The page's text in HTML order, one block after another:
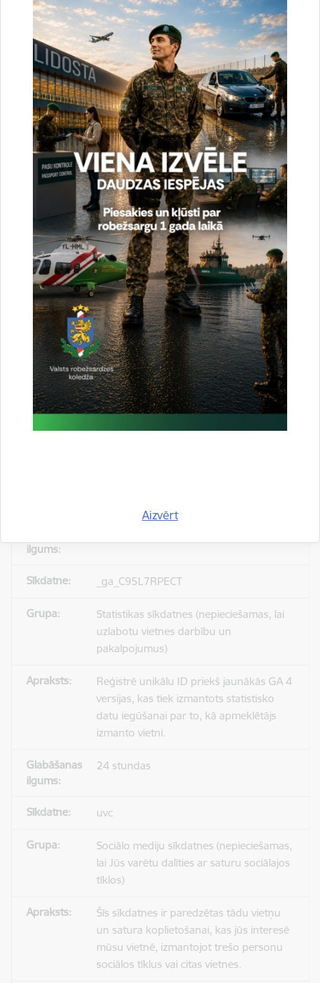
Aizvērt
uzlabotu vietnes darbību un
pakalpojumus)
Reģistrē unikālu ID, kas tiek izmantots
statistisko datu iegūšanai par to, kā
apmeklētājs izmanto vietni.
2 gadi
_gat
Statistikas sīkdatnes (nepieciešamas, lai
uzlabotu vietnes darbību un
pakalpojumus)
Izmanto Google Analytics, lai samazinātu
pieprasījuma līmeni.
1 minūte
_gid
Statistikas sīkdatnes (nepieciešamas, lai
uzlabotu vietnes darbību un
pakalpojumus)
_ga_C95L7RPECT
Statistikas sīkdatnes (nepieciešamas, lai
uzlabotu vietnes darbību un
pakalpojumus)
Reģistrē unikālu ID priekš jaunākās GA 4
versijas, kas tiek izmantots statistisko
datu iegūšanai par to, kā apmeklētājs
izmanto vietni.
24 stundas
uvc
Sociālo mediju sīkdatnes (nepieciešamas,
lai Jūs varētu dalīties ar saturu sociālajos
tīklos)
Šīs sīkdatnes ir paredzētas tādu vietņu
un satura koplietošanai, kas jūs interesē
mūsu vietnē, izmantojot trešo personu
sociālos tīklus vai citas vietnes.